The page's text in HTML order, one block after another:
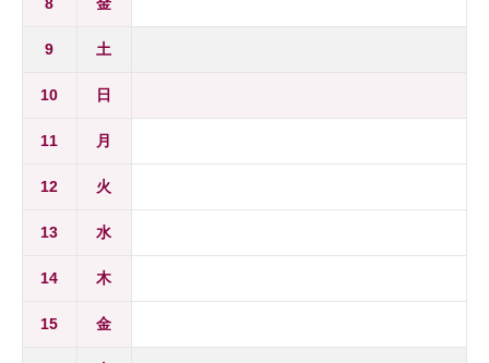
9 土
10 日
11 月
12 火
13 水
14 木
15 金